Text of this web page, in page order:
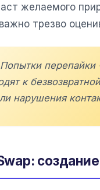
желаемого
трезво
перепайки
к
нарушения